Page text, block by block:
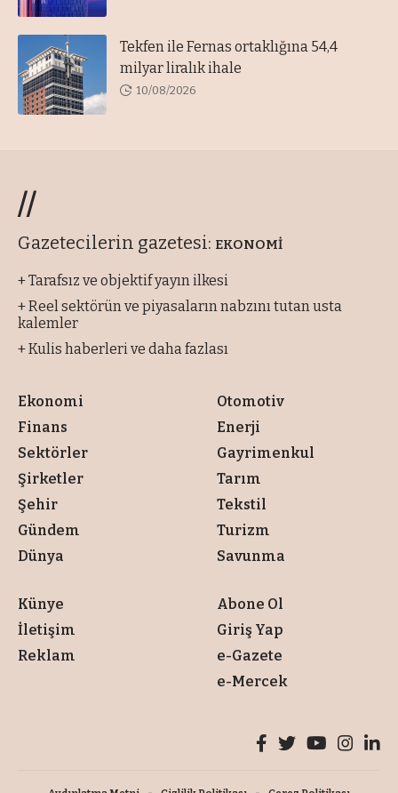
Tekfen ile Fernas ortaklığına 54,4
milyar liralık ihale
10/08/2026
//
Gazetecilerin gazetesi: EKONOMİ
+ Tarafsız ve objektif yayın ilkesi
+ Reel sektörün ve piyasaların nabzını tutan usta
kalemler
+ Kulis haberleri ve daha fazlası
Ekonomi
Finans
Sektörler
Şirketler
Şehir
Gündem
Dünya
Otomotiv
Enerji
Gayrimenkul
Tarım
Tekstil
Turizm
Savunma
Künye
İletişim
Reklam
Abone Ol
Giriş Yap
e-Gazete
e-Mercek